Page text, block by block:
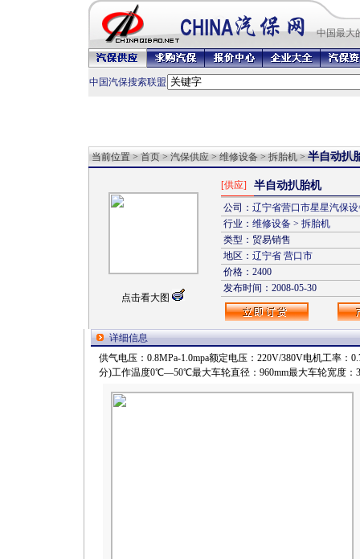
中国最大
中国汽保搜索联盟
当前位置 > 首页 > 汽保供应 > 维修设备 > 拆胎机 > 半自动扒
点击看大图
[供应] 半自动扒胎机
公司： 辽宁省营口市星星汽保
行业： 维修设备 > 拆胎机
类型：贸易销售
地区： 辽宁省 营口市
价格：2400
发布时间：2008-05-30
详细信息
供气电压：0.8MPa-1.0mpa额定电压：220V/380V电机工率：
分)工作温度0℃—50℃最大车轮直径：960mm最大车轮宽度：